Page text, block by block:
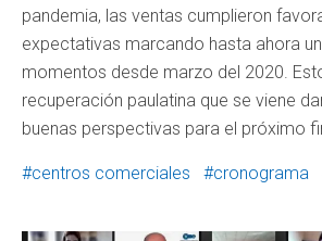
pandemia, las ventas cumplieron
expectativas marcando hasta ahora
momentos desde marzo del 2020.
recuperación paulatina que se viene
buenas perspectivas para el próximo
centros comerciales cronograma